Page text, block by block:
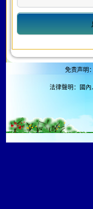
免责声明
法律聲明：國